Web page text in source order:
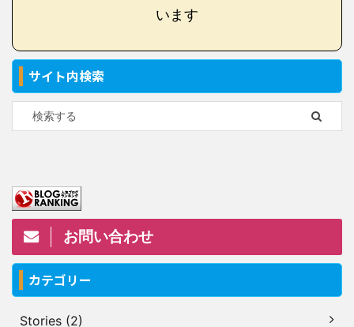
います
サイト内検索
お問い合わせ
カテゴリー
Stories (2)